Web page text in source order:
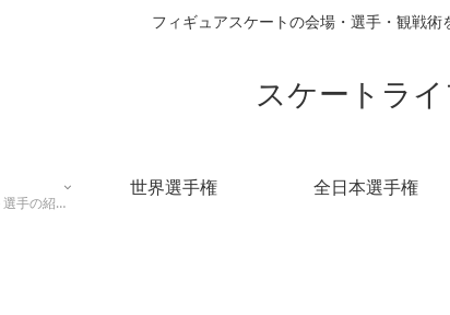
フィギュアスケートの会場・選手・観戦術
スケートライ
フィギュアスケート選手の紹介（代表的な演技や特長、主な戦績）
世界選手権 全日本選手権